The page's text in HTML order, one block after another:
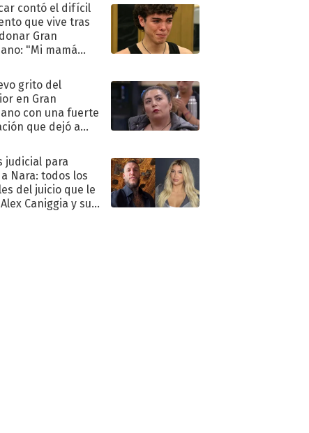
contó el difícil
que vive tras
Gran
"Mi mamá
grito del
en Gran
con una fuerte
que dejó a
judicial para
Nara: todos los
del juicio que le
Caniggia y sus